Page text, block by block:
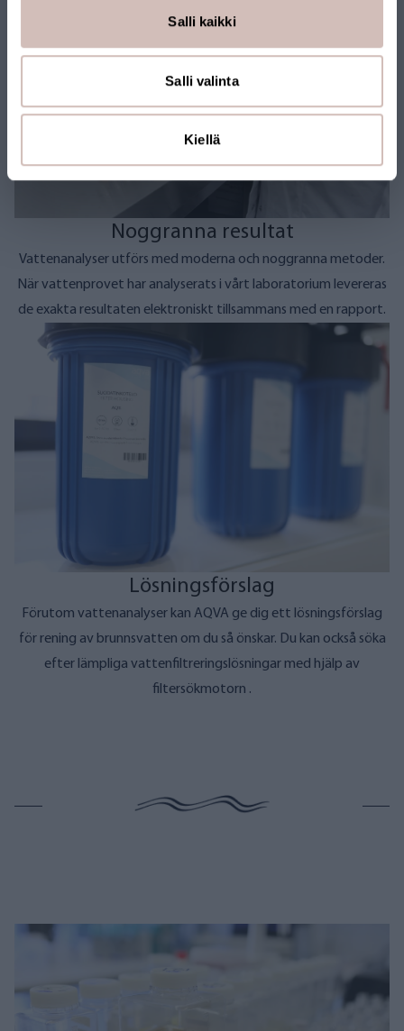
Salli kaikki
Salli valinta
Kiellä
Noggranna resultat
Vattenanalyser utförs med moderna och noggranna metoder.
När vattenprovet har analyserats i vårt laboratorium levereras
de exakta resultaten elektroniskt tillsammans med en rapport.
Lösningsförslag
Förutom vattenanalyser kan AQVA ge dig ett lösningsförslag
för rening av brunnsvatten om du så önskar. Du kan också söka
efter lämpliga vattenfiltreringslösningar med hjälp av
filtersökmotorn .